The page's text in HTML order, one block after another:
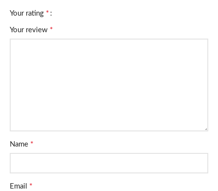
Your rating *
Your review *
Name *
Email *